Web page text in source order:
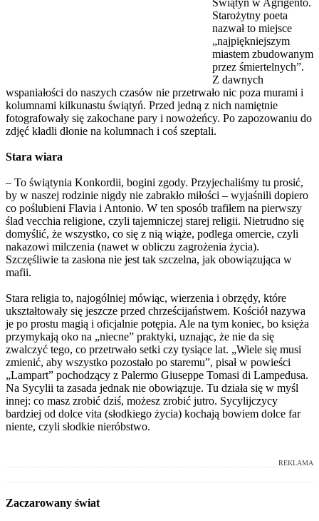
Starożytny poeta
nazwał to miejsce
„najpiękniejszym
miastem zbudowanym
przez śmiertelnych”.
Z dawnych
wspaniałości do naszych czasów nie przetrwało nic poza murami i
kolumnami kilkunastu świątyń. Przed jedną z nich namiętnie
fotografowały się zakochane pary i nowożeńcy. Po zapozowaniu do
zdjęć kładli dłonie na kolumnach i coś szeptali.
Stara wiara
– To świątynia Konkordii, bogini zgody. Przyjechaliśmy tu prosić,
by w naszej rodzinie nigdy nie zabrakło miłości – wyjaśnili dopiero
co poślubieni Flavia i Antonio. W ten sposób trafiłem na pierwszy
ślad vecchia religione, czyli tajemniczej starej religii. Nietrudno się
domyślić, że wszystko, co się z nią wiąże, podlega omercie, czyli
nakazowi milczenia (nawet w obliczu zagrożenia życia).
Szczęśliwie ta zasłona nie jest tak szczelna, jak obowiązująca w
mafii.
Stara religia to, najogólniej mówiąc, wierzenia i obrzędy, które
ukształtowały się jeszcze przed chrześcijaństwem. Kościół nazywa
je po prostu magią i oficjalnie potępia. Ale na tym koniec, bo księża
przymykają oko na „niecne” praktyki, uznając, że nie da się
zwalczyć tego, co przetrwało setki czy tysiące lat. „Wiele się musi
zmienić, aby wszystko pozostało po staremu”, pisał w powieści
„Lampart” pochodzący z Palermo Giuseppe Tomasi di Lampedusa.
Na Sycylii ta zasada jednak nie obowiązuje. Tu działa się w myśl
innej: co masz zrobić dziś, możesz zrobić jutro. Sycylijczycy
bardziej od dolce vita (słodkiego życia) kochają bowiem dolce far
niente, czyli słodkie nieróbstwo.
REKLAMA
Zaczarowany świat